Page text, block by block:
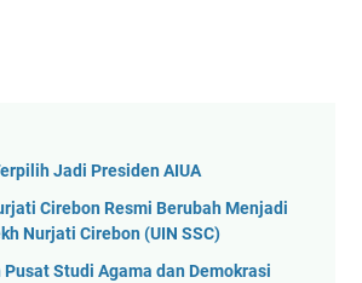
Jadi Presiden AIUA
Cirebon Resmi Berubah Menjadi
Nurjati Cirebon (UIN SSC)
Pusat Studi Agama dan Demokrasi